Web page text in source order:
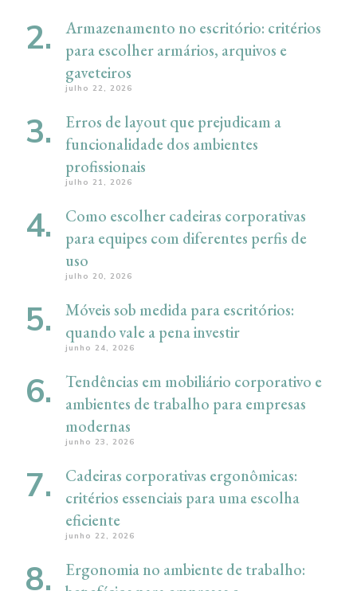
Armazenamento no escritório: critérios
para escolher armários, arquivos e
gaveteiros
julho 22, 2026
Erros de layout que prejudicam a
funcionalidade dos ambientes
profissionais
julho 21, 2026
Como escolher cadeiras corporativas
para equipes com diferentes perfis de
uso
julho 20, 2026
Móveis sob medida para escritórios:
quando vale a pena investir
junho 24, 2026
Tendências em mobiliário corporativo e
ambientes de trabalho para empresas
modernas
junho 23, 2026
Cadeiras corporativas ergonômicas:
critérios essenciais para uma escolha
eficiente
junho 22, 2026
Ergonomia no ambiente de trabalho: